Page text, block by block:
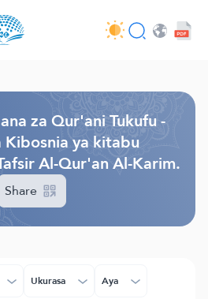
zote programu - API
za Qur'ani Tukufu -
Kibosnia ya kitabu
Al-Qur'an Al-Karim.
Share
Ukurasa Aya